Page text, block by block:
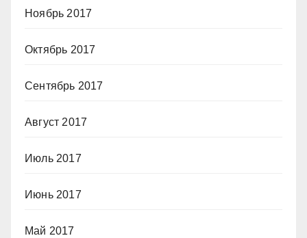
Ноябрь 2017
Октябрь 2017
Сентябрь 2017
Август 2017
Июль 2017
Июнь 2017
Май 2017